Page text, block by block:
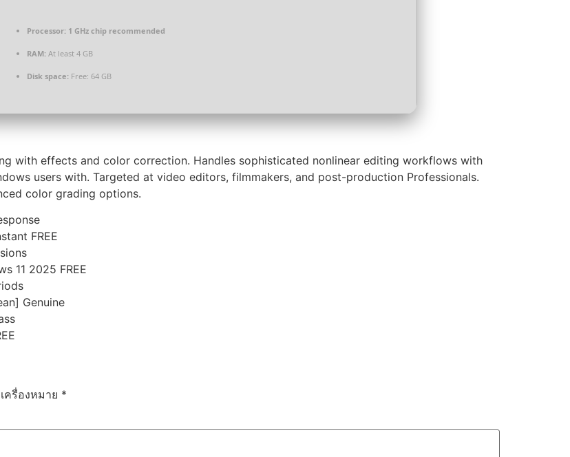
Processor: 1 GHz chip recommended
RAM: At least 4 GB
Disk space: Free: 64 GB
with effects and color correction. Handles sophisticated nonlinear editing workflows with
users with. Targeted at video editors, filmmakers, and post-production Professionals.
color grading options.
FREE
11 2025 FREE
Genuine
ครื่องหมาย *